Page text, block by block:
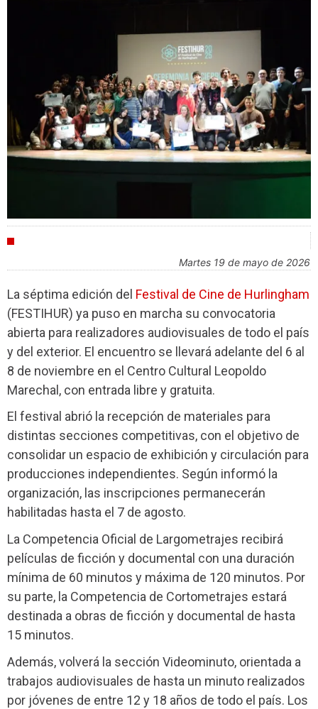
martes 19 de mayo de 2026
La séptima edición del Festival de Cine de Hurlingham
(FESTIHUR) ya puso en marcha su convocatoria
abierta para realizadores audiovisuales de todo el país
y del exterior. El encuentro se llevará adelante del 6 al
8 de noviembre en el Centro Cultural Leopoldo
Marechal, con entrada libre y gratuita.
El festival abrió la recepción de materiales para
distintas secciones competitivas, con el objetivo de
consolidar un espacio de exhibición y circulación para
producciones independientes. Según informó la
organización, las inscripciones permanecerán
habilitadas hasta el 7 de agosto.
La Competencia Oficial de Largometrajes recibirá
películas de ficción y documental con una duración
mínima de 60 minutos y máxima de 120 minutos. Por
su parte, la Competencia de Cortometrajes estará
destinada a obras de ficción y documental de hasta
15 minutos.
Además, volverá la sección Videominuto, orientada a
trabajos audiovisuales de hasta un minuto realizados
por jóvenes de entre 12 y 18 años de todo el país. Los